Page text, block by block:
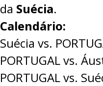
da Suécia.
Calendário:
Suécia vs.
PORTUGAL vs.
PORTUGAL vs.